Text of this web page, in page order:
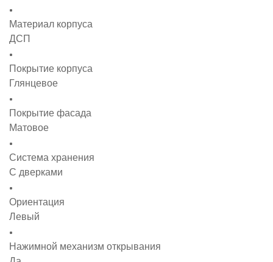
Материал корпуса
ДСП
Покрытие корпуса
Глянцевое
Покрытие фасада
Матовое
Система хранения
С дверками
Ориентация
Левый
Нажимной механизм открывания